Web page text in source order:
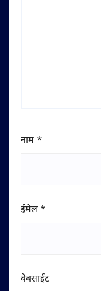
नाम *
ईमेल *
वेबसाईट